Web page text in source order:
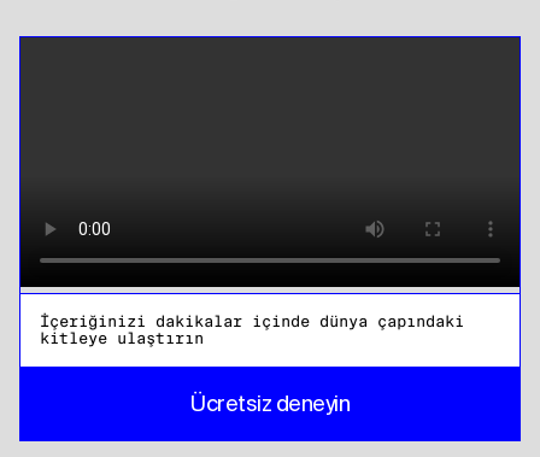
İçeriğinizi dakikalar içinde dünya çapındaki
kitleye ulaştırın
Ücretsiz deneyin